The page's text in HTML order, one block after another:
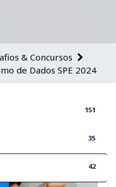
& Concursos
de Dados SPE 2024
151
35
42